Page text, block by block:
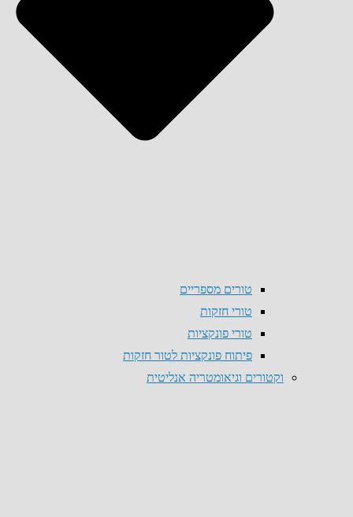
טורים מספריים
טורי חזקות
טורי פונקציות
פיתוח פונקציות לטור חזקות
וקטורים וגיאומטריה אנליטית